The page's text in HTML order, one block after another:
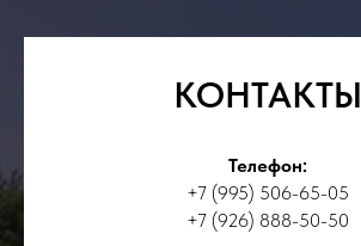
КОНТАКТЫ
Телефон:
+7 (995) 506-65-05
+7 (926) 888-50-50